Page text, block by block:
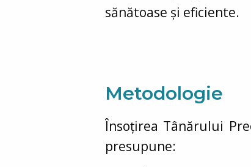
sănătoase și eficiente.
Metodologie
Însoțirea Tânărului
presupune: